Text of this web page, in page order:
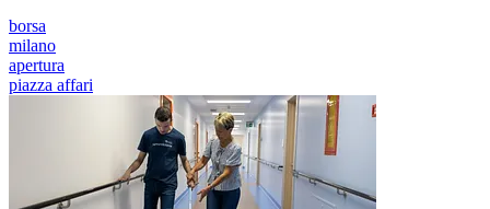
borsa
milano
apertura
piazza affari